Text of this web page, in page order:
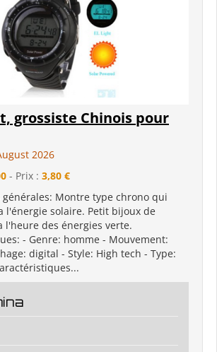
grossiste Chinois pour
2026
- Prix : 3,80 €
Montre type chrono qui
l'énergie solaire. Petit bijoux de
l'heure des énergies verte.
- Genre: homme - Mouvement:
digital - Style: High tech - Type: